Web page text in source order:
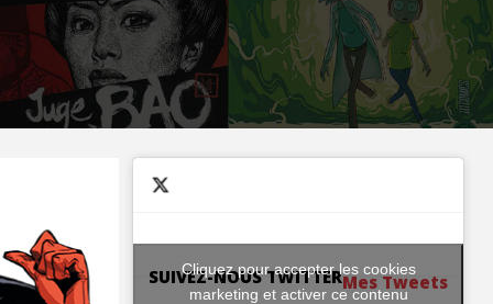
SUIVEZ-NOUS TWITTERMes Tweets
Cliquez pour accepter les cookies
marketing et activer ce contenu